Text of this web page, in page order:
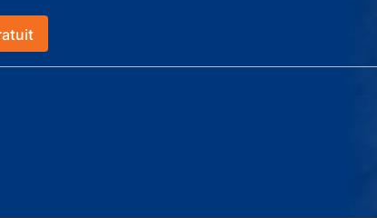
array of applicable use cases has been developed
no exception.
how AI has been leveraged by a Japanese